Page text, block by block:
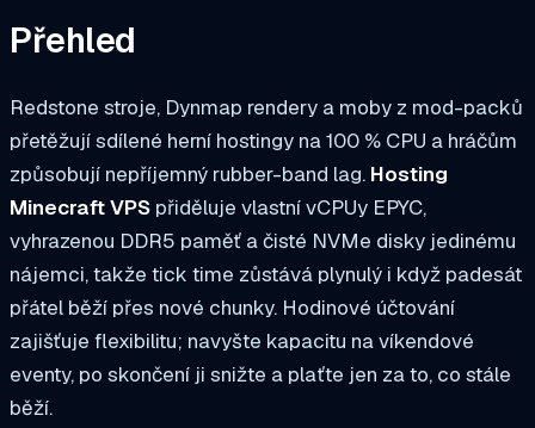
Přehled
Redstone stroje, Dynmap rendery a moby z mod-packů
přetěžují sdílené herní hostingy na 100 % CPU a hráčům
způsobují nepříjemný rubber-band lag. Hosting
Minecraft VPS přiděluje vlastní vCPUy EPYC,
vyhrazenou DDR5 paměť a čisté NVMe disky jedinému
nájemci, takže tick time zůstává plynulý i když padesát
přátel běží přes nové chunky. Hodinové účtování
zajišťuje flexibilitu; navyšte kapacitu na víkendové
eventy, po skončení ji snižte a plaťte jen za to, co stále
běží.